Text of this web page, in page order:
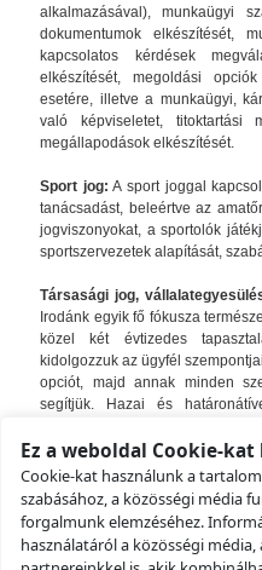
alkalmazásával), munkaügyi
dokumentumok elkészítését,
kapcsolatos kérdések
elkészítését, megoldási
esetére, illetve a munkaügyi,
való képviseletet, titoktartási
megállapodások elkészítését.
Sport jog: A sport joggal
tanácsadást, beleértve az
jogviszonyokat, a sportolók
sportszervezetek alapítását,
Társasági jog,
Irodánk egyik fő fókusza
közel két évtizedes
kidolgozzuk az ügyfél
opciót, majd annak minden
segítjük. Hazai és
felvásárlások lebonyolításánál
levezetését, átvilágítási
tartalmazzák a megoldásra váró,
megoldására való
megállapodások kidolgozását
figyelemmel az adott iparár
Ez a weboldal Cookie-kat
Cookie-kat használunk a
szabásához, a közösségi média
forgalmunk elemzéséhez.
használatáról a közösségi média,